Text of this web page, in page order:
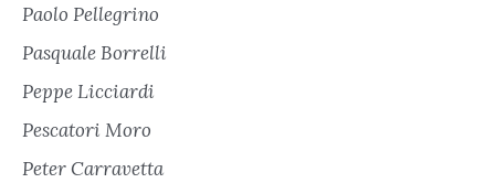
Paolo Pellegrino
Pasquale Borrelli
Peppe Licciardi
Pescatori Moro
Peter Carravetta